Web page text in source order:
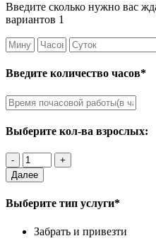
Введите сколько нужно вас
вариантов 1
Введите количество часов*
Выберите кол-ва взрослых:
Далее
Выберите тип услуги*
Забрать и привезти